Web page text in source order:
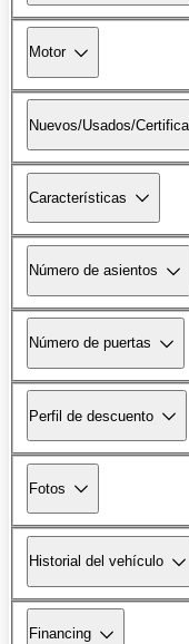
Motor
Nuevos/Usados/
Características
Número de asientos
Número de puertas
Perfil de descuento
Fotos
Historial del vehículo
Financing